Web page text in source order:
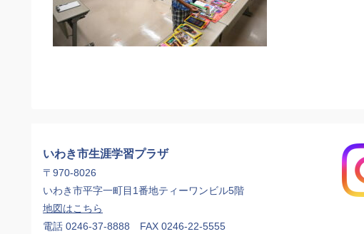
いわき市生涯学習プラザ
〒970-8026
いわき市平字一町目1番地ティーワンビル5階
地図はこちら
電話 0246-37-8888 FAX 0246-22-5555